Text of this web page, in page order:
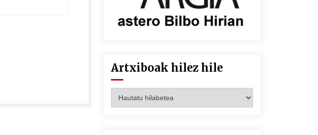
Artxiboak hilez hile
hilez